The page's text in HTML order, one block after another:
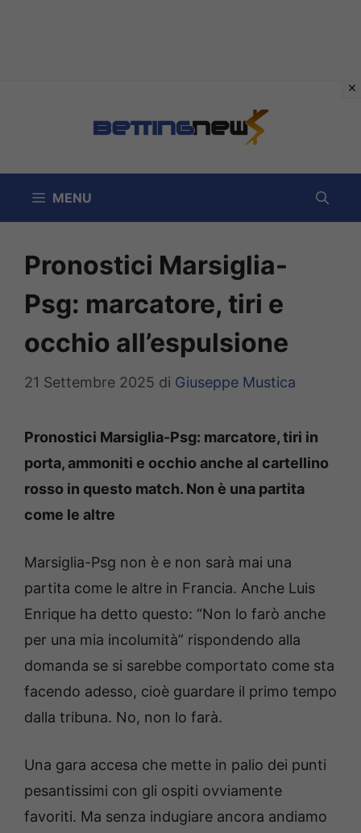
MENU
Pronostici Marsiglia-
Psg: marcatore, tiri e
occhio all’espulsione
21 Settembre 2025 di Giuseppe Mustica
Pronostici Marsiglia-Psg: marcatore, tiri in
porta, ammoniti e occhio anche al cartellino
rosso in questo match. Non è una partita
come le altre
Marsiglia-Psg non è e non sarà mai una
partita come le altre in Francia. Anche Luis
Enrique ha detto questo: “Non lo farò anche
per una mia incolumità” rispondendo alla
domanda se si sarebbe comportato come sta
facendo adesso, cioè guardare il primo tempo
dalla tribuna. No, non lo farà.
Una gara accesa che mette in palio dei punti
pesantissimi con gli ospiti ovviamente
favoriti. Ma senza indugiare ancora andiamo